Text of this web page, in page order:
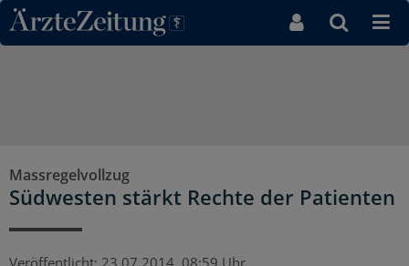
Direkt zum Inhaltsbereich
Massregelvollzug
Südwesten stärkt Rechte der Patienten
Veröffentlicht: 23.07.2014, 08:59 Uhr